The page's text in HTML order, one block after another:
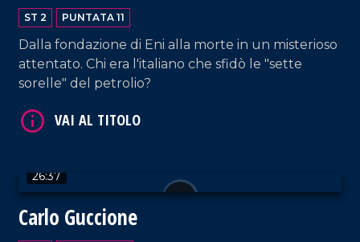
ST 2 PUNTATA 11
Dalla fondazione di Eni alla morte in un misterioso
attentato. Chi era l'italiano che sfidò le "sette
sorelle" del petrolio?
26:37
Carlo Guccione